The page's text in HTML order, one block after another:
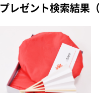
プレゼント検索結果（